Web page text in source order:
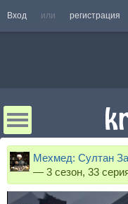
Вход или регистрация
Мехмед: Султан
— 3 сезон, 33